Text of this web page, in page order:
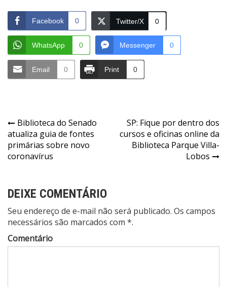
Facebook 0 Twitter/X 0
WhatsApp 0 Messenger 0
Email 0 Print 0
Navegação
de
Post
Biblioteca do Senado
atualiza guia de fontes
primárias sobre novo
coronavírus
SP: Fique por dentro dos
cursos e oficinas online da
Biblioteca Parque Villa-
Lobos
DEIXE COMENTÁRIO
Seu endereço de e-mail não será publicado. Os campos
necessários são marcados com *.
Comentário